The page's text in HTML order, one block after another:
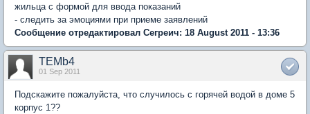
жильца с формой для ввода показаний
- следить за эмоциями при приеме заявлений
Сообщение отредактировал Сегреич: 18 August 2011 - 13:36
TEMb4
01 Sep 2011
Подскажите пожалуйста, что случилось с горячей водой в доме 5
корпус 1??